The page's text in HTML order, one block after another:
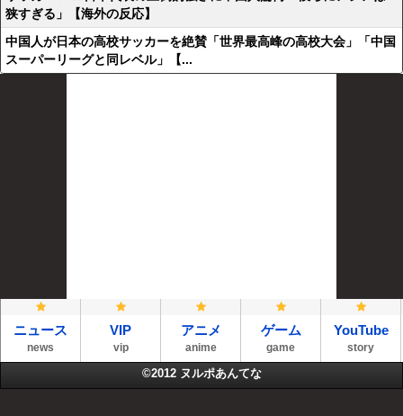
狭すぎる」【海外の反応】
中国人が日本の高校サッカーを絶賛「世界最高峰の高校大会」「中国
スーパーリーグと同レベル」【...
ニュース
news
VIP
vip
アニメ
anime
ゲーム
game
YouTube
story
©2012 ヌルポあんてな